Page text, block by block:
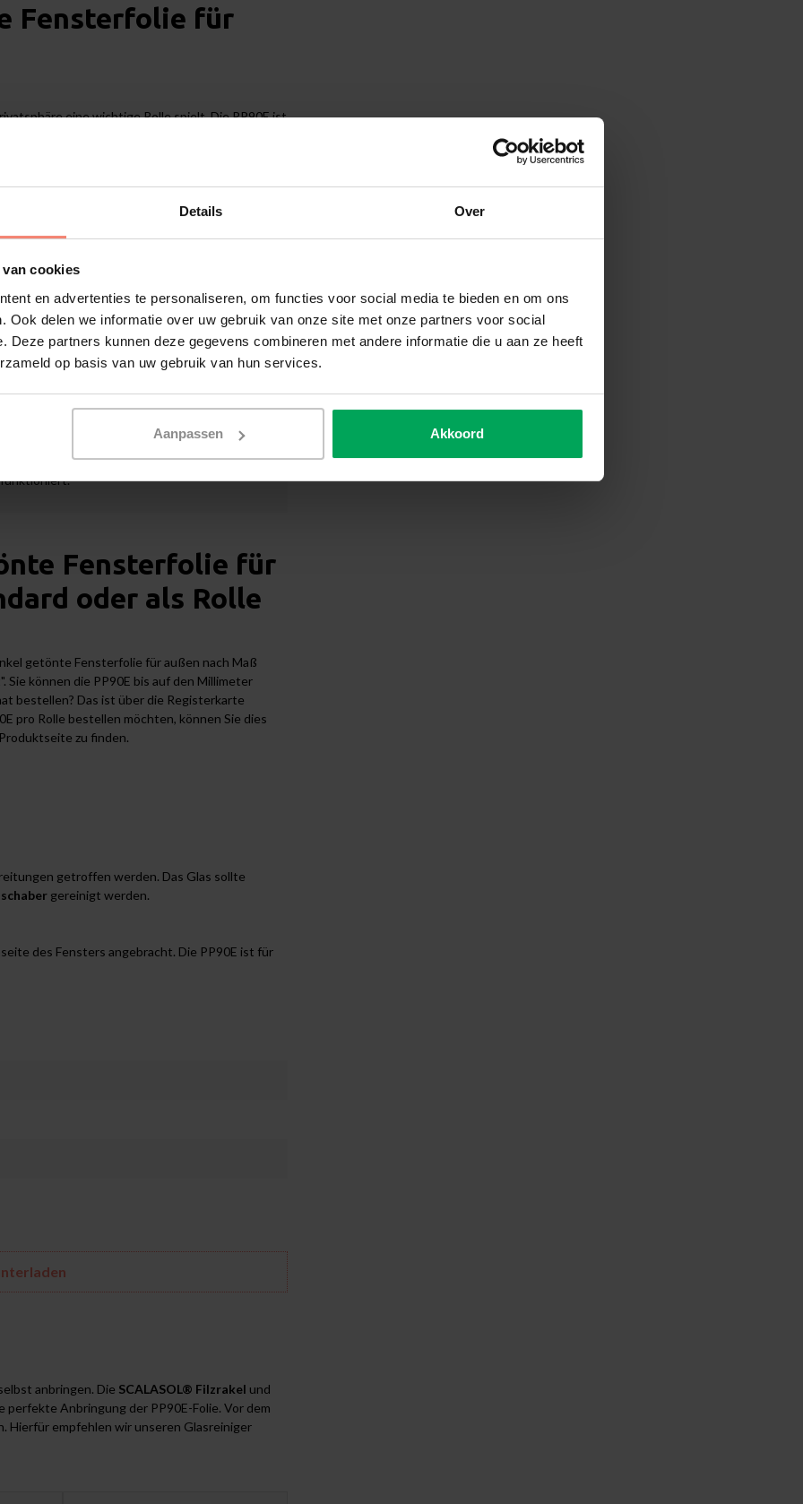
Details Over
cookies
en advertenties te personaliseren, om functies voor social media te bieden en om ons
Ook delen we informatie over uw gebruik van onze site met onze partners voor social
Deze partners kunnen deze gegevens combineren met andere informatie die u aan ze heeft
op basis van uw gebruik van hun services.
Aanpassen Akkoord
Fensterfolie für
eine wichtige Rolle spielt. Die PP90E ist
draußen erhalten, während neugierige Blicke
getönte Fensterfolie für außen PP90E Ihrem
dunkle Spiegeleffekt entsteht durch den Hell-
abends im Innenraum heller als außen, wird
zudem die Blendung durch Sonnenlicht.
wie Schlafzimmer, Wohnzimmer oder
zu müssen. Auch für Garagen oder
zu verhindern und gelagerte Gegenstände vor
die zu belebten Straßen oder öffentlichen
Kontrasts. Wenn es innen heller ist als
werden wieder möglich. Es gibt keine
funktioniert.
Fensterfolie für
oder als Rolle
getönte Fensterfolie für außen nach Maß
können die PP90E bis auf den Millimeter
bestellen? Das ist über die Registerkarte
pro Rolle bestellen möchten, können Sie dies
zu finden.
getroffen werden. Das Glas sollte
gereinigt werden.
des Fensters angebracht. Die PP90E ist für
anbringen. Die SCALASOL® Filzrakel und
perfekte Anbringung der PP90E-Folie. Vor dem
Hierfür empfehlen wir unseren Glasreiniger